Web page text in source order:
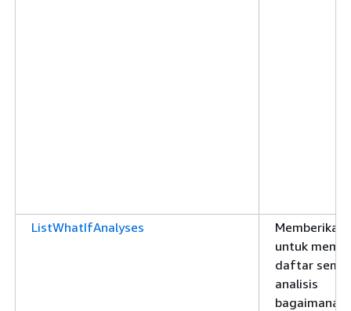
ListWhatIfAnalyses
Memberikan
untuk
daftar
analisis
bagaimana-